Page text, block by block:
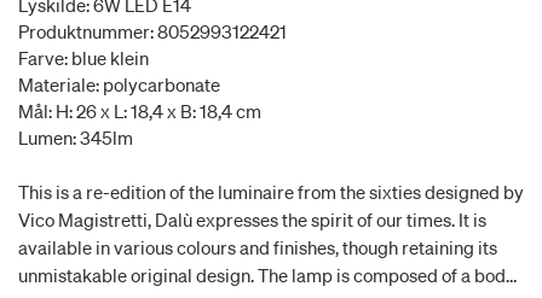
Lyskilde: 6W LED E14
Produktnummer: 8052993122421
Farve: blue klein
Materiale: polycarbonate
Mål: H: 26 x L: 18,4 x B: 18,4 cm
Lumen: 345lm
This is a re-edition of the luminaire from the sixties designed by
Vico Magistretti, Dalù expresses the spirit of our times. It is
available in various colours and finishes, though retaining its
unmistakable original design. The lamp is composed of a body